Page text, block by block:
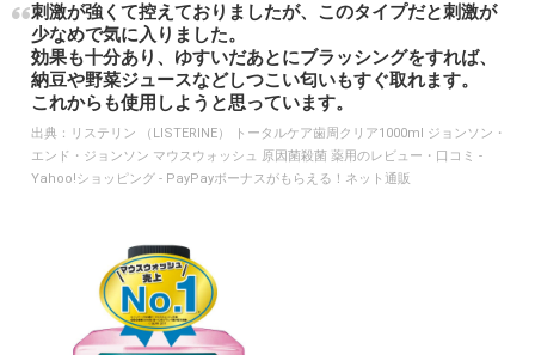
刺激が強くて控えておりましたが、このタイプだと刺激が
少なめで気に入りました。
効果も十分あり、ゆすいだあとにブラッシングをすれば、
納豆や野菜ジュースなどしつこい匂いもすぐ取れます。
これからも使用しようと思っています。
出典： リステリン （LISTERINE） トータルケア歯周クリア1000ml ジョンソン・
エンド・ジョンソン マウスウォッシュ 原因菌殺菌 薬用のレビュー・口コミ -
Yahoo!ショッピング - PayPayボーナスがもらえる！ネット通販